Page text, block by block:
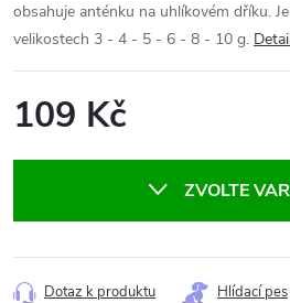
obsahuje anténku na uhlíkovém dříku.
velikostech 3 - 4 - 5 - 6 - 8 - 10 g.
109 Kč
ZVOLTE
Dotaz k produktu Hlídací pes